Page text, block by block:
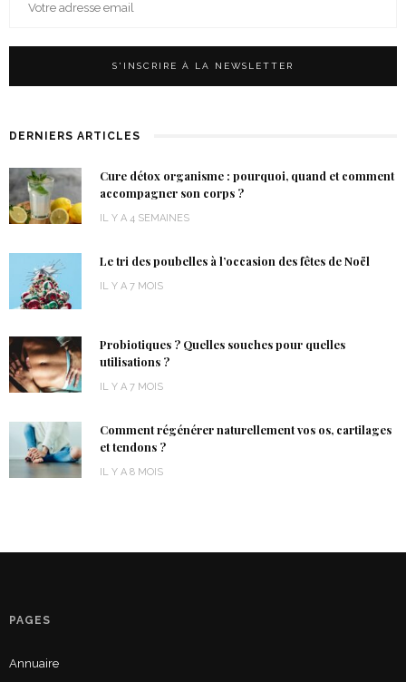
DERNIERS ARTICLES
Cure détox organisme : pourquoi, quand et comment
accompagner son corps ?
IL Y A 4 SEMAINES
Le tri des poubelles à l’occasion des fêtes de Noël
IL Y A 7 MOIS
Probiotiques ? Quelles souches pour quelles
utilisations ?
IL Y A 7 MOIS
Comment régénérer naturellement vos os, cartilages
et tendons ?
IL Y A 8 MOIS
PAGES
Annuaire